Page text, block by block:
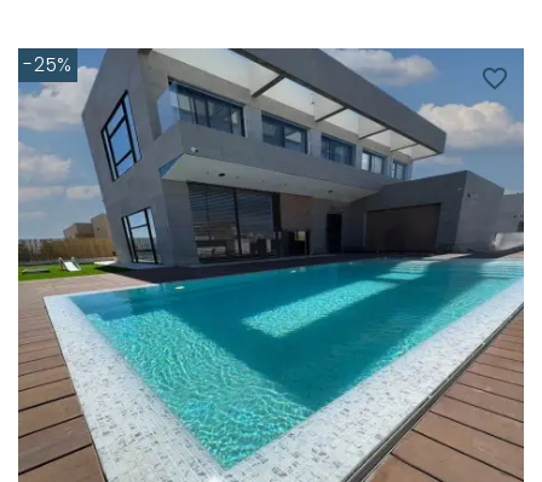
favorite_border
-25%